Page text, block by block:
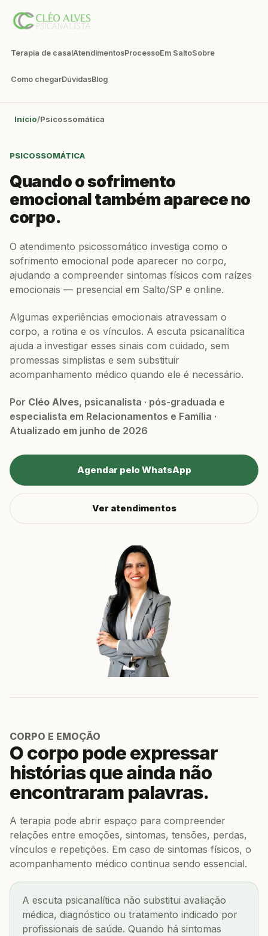
Terapia de casalAtendimentosProcessoEm SaltoSobre
Como chegarDúvidasBlog
Início Psicossomática
PSICOSSOMÁTICA
Quando o sofrimento
emocional também aparece no
corpo.
O atendimento psicossomático investiga como o
sofrimento emocional pode aparecer no corpo,
ajudando a compreender sintomas físicos com raízes
emocionais — presencial em Salto/SP e online.
Algumas experiências emocionais atravessam o
corpo, a rotina e os vínculos. A escuta psicanalítica
ajuda a investigar esses sinais com cuidado, sem
promessas simplistas e sem substituir
acompanhamento médico quando ele é necessário.
Por Cléo Alves, psicanalista · pós-graduada e
especialista em Relacionamentos e Família ·
Atualizado em junho de 2026
Agendar pelo WhatsApp
Ver atendimentos
CORPO E EMOÇÃO
O corpo pode expressar
histórias que ainda não
encontraram palavras.
A terapia pode abrir espaço para compreender
relações entre emoções, sintomas, tensões, perdas,
vínculos e repetições. Em caso de sintomas físicos, o
acompanhamento médico continua sendo essencial.
A escuta psicanalítica não substitui avaliação
médica, diagnóstico ou tratamento indicado por
profissionais de saúde. Quando há sintomas